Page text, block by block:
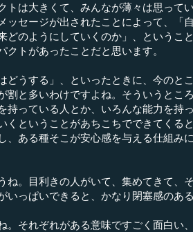
は大きくて、みんなが薄々は思って
ッセージが出されたことによって、「
どのようにしていくのか」、というこ
クトがあったことだと思います。
どうする」、といったときに、今のと
割と多いわけですよね。そういうとこ
持っている人とか、いろんな能力を持
くということがあちこちでできてくる
、ある種そこが安心感を与える仕組み
。目利きの人がいて、集めてきて、そ
いっぱいできると、かなり閉塞感のあ
それぞれがある意味ですごく面白い